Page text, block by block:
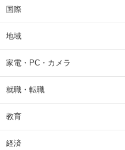
国際
地域
家電・PC・カメラ
就職・転職
教育
経済